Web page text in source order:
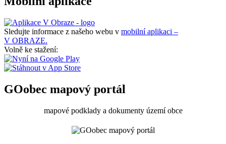
Sledujte informace z našeho webu v mobilní aplikaci –
V OBRAZE.
Volně ke stažení:
GOobec mapový portál
mapové podklady a dokumenty území obce